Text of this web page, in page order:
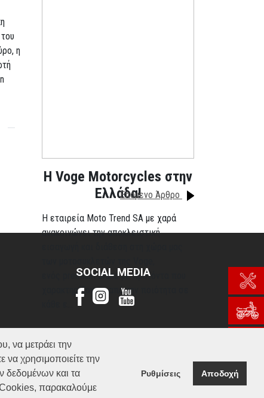
να μετράει την
να χρησιμοποιείτε την
δεδομένων και τα
Cookies, παρακαλούμε
Ρυθμίσεις Αποδοχή
η
H Voge Motorcycles στην
Ελλάδα!
Η εταιρεία Moto Trend SA με χαρά
ανακοινώνει την αποκλειστική
ενός premium brand με προϊόντα που
χαρακτηρίζονται από την ποιότητα σε
Επόμενο Άρθρο
SOCIAL MEDIA